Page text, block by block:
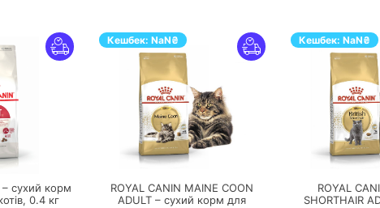
зі вторинної сировини
лінійку фізіологічного корму, який підійде кожному
– сухий корм
0.4 кг
Кешбек: NaN₴
ПЕРЕЙТИ
ROYAL CANIN MAINE COON
ADULT – сухий корм для
Кешбек: NaN₴
ROYAL
SHORTHAIR